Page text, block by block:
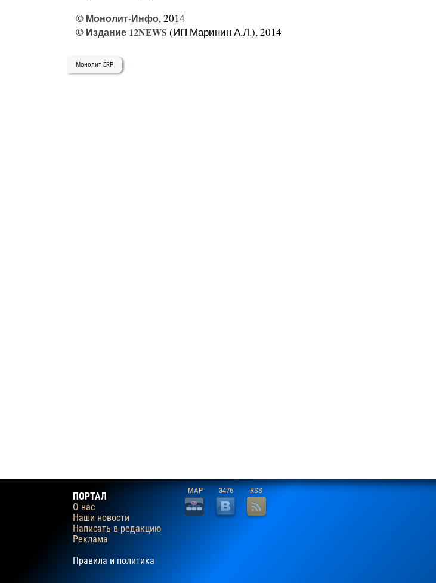
© Монолит-Инфо, 2014
© Издание 12NEWS (ИП Маринин А.Л.), 2014
Монолит ERP
ПОРТАЛ
О нас
Наши новости
Написать в редакцию
Реклама
Правила и политика
MAP 3476 RSS